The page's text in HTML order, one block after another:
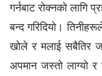
गर्नबाट रोक्नको लागि
बन्द गरिदियो।
खोले र मलाई सबैतिर
अपमान जस्तो लाग्यो र